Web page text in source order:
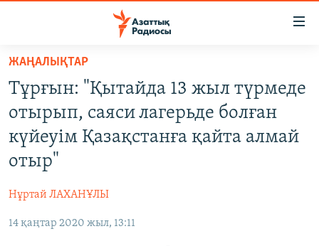
Skip
main
content
to
main
Skip
to
ЖАҢАЛЫҚТАР
САЯСАТ
AZATTYQTV
ҚАҢТАР ОҚИҒАСЫ
ӘЛЕУМЕТ
ӘЛЕМ
ЖАҢАЛЫҚТАР
Тұрғын: "Қытайда 13 жыл түрмеде
отырып, саяси лагерьде болған
күйеуім Қазақстанға қайта алмай
отыр"
Нұртай ЛАХАНҰЛЫ
14 қаңтар 2020 жыл, 13:11